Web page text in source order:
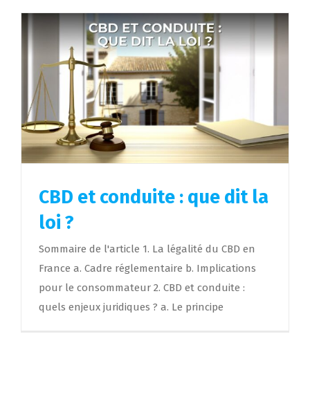
CBD et conduite : que dit la
loi ?
Sommaire de l'article 1. La légalité du CBD en
France a. Cadre réglementaire b. Implications
pour le consommateur 2. CBD et conduite :
quels enjeux juridiques ? a. Le principe